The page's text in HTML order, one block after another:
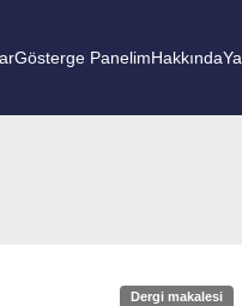
Gösterge PanelimHakkında
Dergi makalesi